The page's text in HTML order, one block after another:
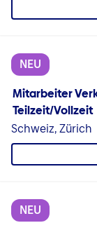
NEU
Mitarbeiter
Teilzeit/Vollzeit
Schweiz, Zürich
NEU